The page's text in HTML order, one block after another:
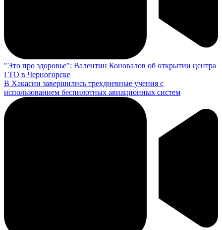
"Это про здоровье": Валентин Коновалов об открытии центра
ГТО в Черногорске
В Хакасии завершились трехдневные учения с
использованием беспилотных авиационных систем